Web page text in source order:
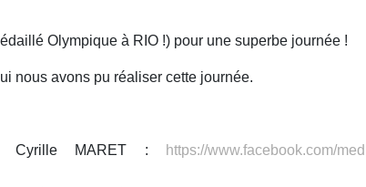
Olympique à RIO !) pour une superbe journée !
nous avons pu réaliser cette journée.
Cyrille MARET :
https://www.facebook.com/